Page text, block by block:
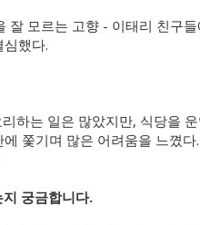
잘 모르는 고향 - 이태리 친구
했다.
하는 일은 많았지만, 식당을
쫓기며 많은 어려움을 느꼈다
궁금합니다.